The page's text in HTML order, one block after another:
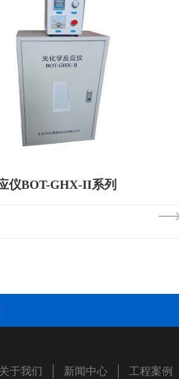
仪BOT-GHX-II系列
关于我们 新闻中心 工程案例